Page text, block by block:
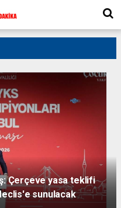
Çerçeve yasa teklifi
sunulacak